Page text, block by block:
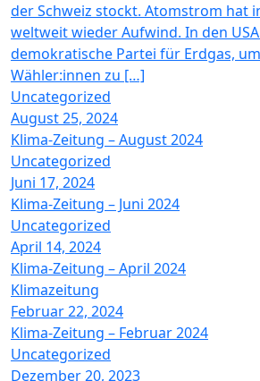
der Schweiz stockt. Atomstrom hat
weltweit wieder Aufwind. In den
demokratische Partei für Erdgas,
Wähler:innen zu […]
Uncategorized
August 25, 2024
Klima-Zeitung – August 2024
Uncategorized
Juni 17, 2024
Klima-Zeitung – Juni 2024
Uncategorized
April 14, 2024
Klima-Zeitung – April 2024
Klimazeitung
Februar 22, 2024
Klima-Zeitung – Februar 2024
Uncategorized
Dezember 20, 2023